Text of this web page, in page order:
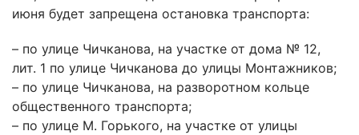
июня будет запрещена остановка транспорта:
– по улице Чичканова, на участке от дома № 12,
лит. 1 по улице Чичканова до улицы Монтажников;
– по улице Чичканова, на разворотном кольце
общественного транспорта;
– по улице М. Горького, на участке от улицы